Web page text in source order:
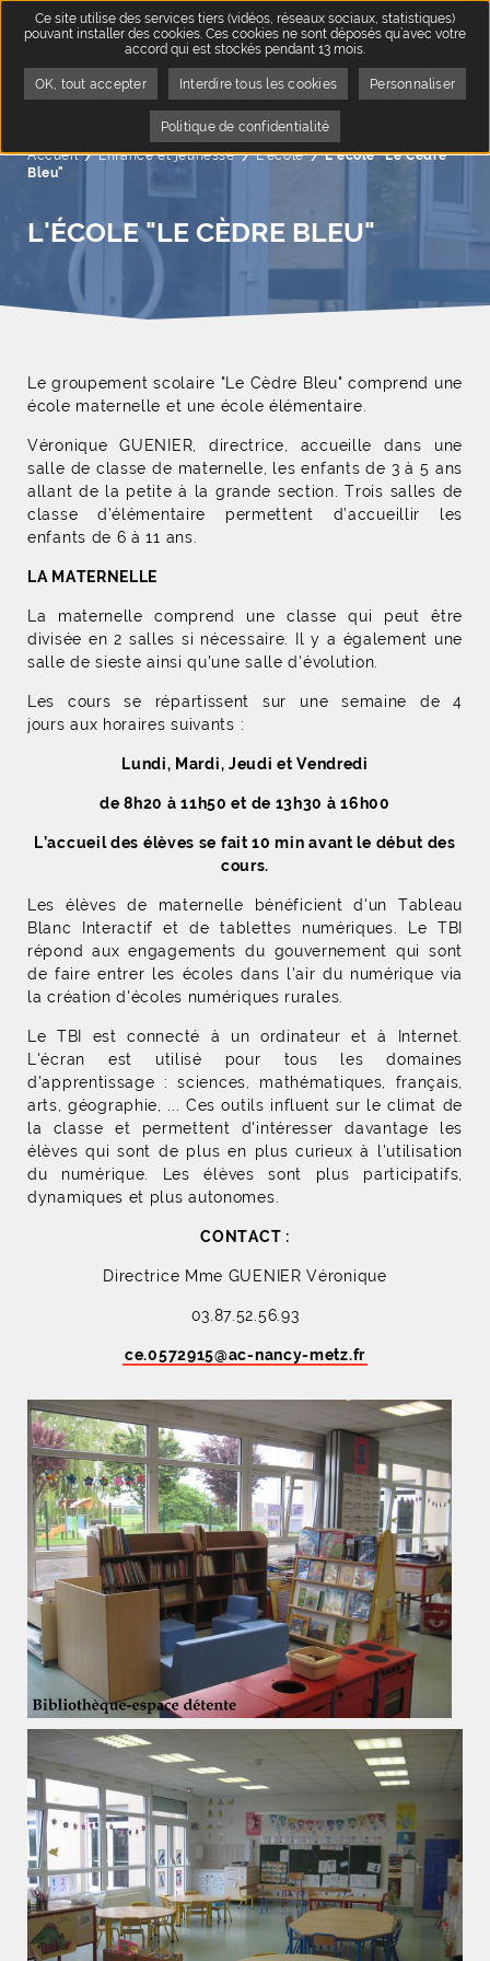
Accueil Enfance et jeunesse L'école Page active :
L'école "Le Cèdre
Bleu"
L'ÉCOLE "LE CÈDRE BLEU"
Le groupement scolaire "Le Cèdre Bleu" comprend une
école maternelle et une école élémentaire.
Véronique GUENIER, directrice, accueille dans une
salle de classe de maternelle, les enfants de 3 à 5 ans
allant de la petite à la grande section. Trois salles de
classe d’élémentaire permettent d’accueillir les
enfants de 6 à 11 ans.
LA MATERNELLE
La maternelle comprend une classe qui peut être
divisée en 2 salles si nécessaire. Il y a également une
salle de sieste ainsi qu'une salle d'évolution.
Les cours se répartissent sur une semaine de 4
jours aux horaires suivants :
Lundi, Mardi, Jeudi et Vendredi
de 8h20 à 11h50 et de 13h30 à 16h00
L’accueil des élèves se fait 10 min avant le début des
cours.
Les élèves de maternelle bénéficient d'un Tableau
Blanc Interactif et de tablettes numériques. Le TBI
répond aux engagements du gouvernement qui sont
de faire entrer les écoles dans l'air du numérique via
la création d'écoles numériques rurales.
Le TBI est connecté à un ordinateur et à Internet.
L'écran est utilisé pour tous les domaines
d'apprentissage : sciences, mathématiques, français,
arts, géographie, ... Ces outils influent sur le climat de
la classe et permettent d'intéresser davantage les
élèves qui sont de plus en plus curieux à l'utilisation
du numérique. Les élèves sont plus participatifs,
dynamiques et plus autonomes.
CONTACT :
Directrice Mme GUENIER Véronique
03.87.52.56.93
ce.0572915@ac-nancy-metz.fr
Ce site utilise des services tiers (vidéos, réseaux sociaux, statistiques)
pouvant installer des cookies. Ces cookies ne sont déposés qu’avec votre
accord qui est stockés pendant 13 mois.
OK, tout accepter Interdire tous les cookies Personnaliser
Politique de confidentialité